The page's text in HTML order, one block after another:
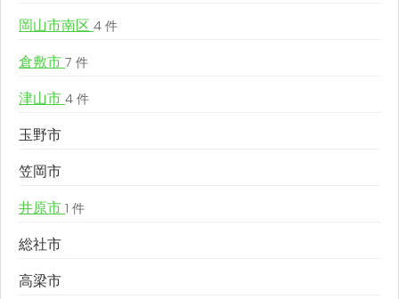
岡山市南区 4 件
倉敷市 7 件
津山市 4 件
玉野市
笠岡市
井原市 1 件
総社市
高梁市